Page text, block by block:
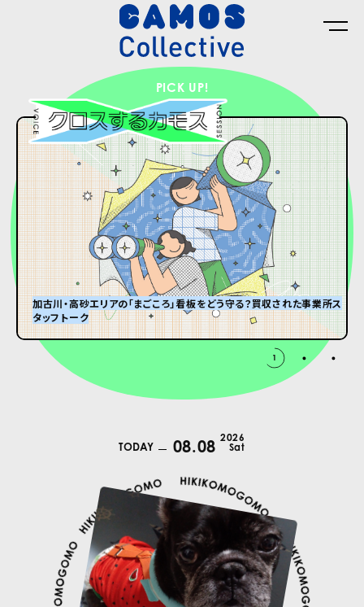
PICK UP!
加古川・高砂エリアの「まごころ」看板をどう守る？買収された事業所ス
タッフトーク
グランパはオズウェル・E・スペンサー
#8 ひんやり冷たい大きなダンボール箱が届くまで。
1
TODAY 08.08 2026
Sat